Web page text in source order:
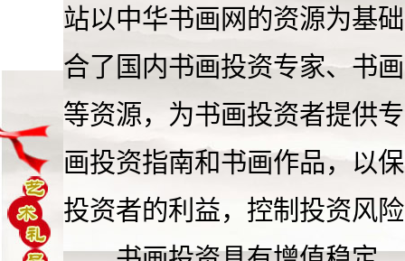
站以中华书画网的资源为基
合了国内书画投资专家、书
等资源，为书画投资者提供
画投资指南和书画作品，以
投资者的利益，控制投资风